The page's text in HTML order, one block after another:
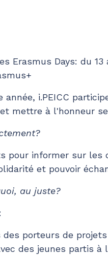
Erasmus Days: du
année, i.PEICC
mettre à l'honneur
pour informer sur les
et pouvoir
au juste?
des porteurs de
des jeunes partis